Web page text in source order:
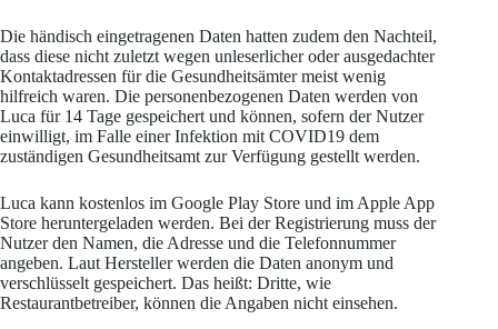
Die händisch eingetragenen Daten hatten zudem den Nachteil,
dass diese nicht zuletzt wegen unleserlicher oder ausgedachter
Kontaktadressen für die Gesundheitsämter meist wenig
hilfreich waren. Die personenbezogenen Daten werden von
Luca für 14 Tage gespeichert und können, sofern der Nutzer
einwilligt, im Falle einer Infektion mit COVID19 dem
zuständigen Gesundheitsamt zur Verfügung gestellt werden.
Luca kann kostenlos im Google Play Store und im Apple App
Store heruntergeladen werden. Bei der Registrierung muss der
Nutzer den Namen, die Adresse und die Telefonnummer
angeben. Laut Hersteller werden die Daten anonym und
verschlüsselt gespeichert. Das heißt: Dritte, wie
Restaurantbetreiber, können die Angaben nicht einsehen.